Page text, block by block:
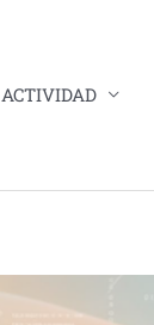
ACTIVIDAD